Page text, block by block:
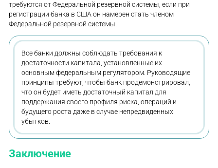
требуются от Федеральной резервной системы, если при
регистрации банка в США он намерен стать членом
Федеральной резервной системы.
Все банки должны соблюдать требования к
достаточности капитала, установленные их
основным федеральным регулятором. Руководящие
принципы требуют, чтобы банк продемонстрировал,
что он будет иметь достаточный капитал для
поддержания своего профиля риска, операций и
будущего роста даже в случае непредвиденных
убытков.
Заключение